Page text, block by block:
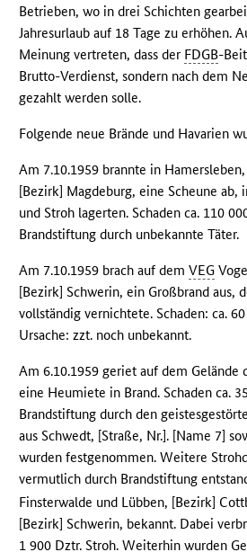
Betrieben, wo in drei Schichten
Jahresurlaub auf 18 Tage zu erhöhen.
Meinung vertreten, dass der FDGB-
Brutto-Verdienst, sondern nach dem
gezahlt werden solle.
Folgende neue Brände und Havarien
Am 7.10.1959 brannte in
[Bezirk] Magdeburg, eine Scheune ab,
und Stroh lagerten. Schaden ca. 110
Brandstiftung durch unbekannte Täter.
Am 7.10.1959 brach auf demVEG
[Bezirk] Schwerin, ein Großbrand aus,
vollständig vernichtete. Schaden: ca.
Ursache: zzt. noch unbekannt.
Am 6.10.1959 geriet auf dem Gelände
eine Heumiete in Brand. Schaden ca.
Brandstiftung durch den
aus Schwedt, [Straße, Nr.]. [Name 7]
wurden festgenommen. Weitere
vermutlich durch Brandstiftung
Finsterwalde und Lübben, [Bezirk]
[Bezirk] Schwerin, bekannt. Dabei
1 900 Dztr. Stroh. Weiterhin wurden